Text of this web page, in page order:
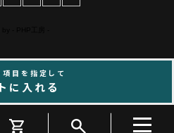
All Rights Reserved.
項目を指定して
に入れる